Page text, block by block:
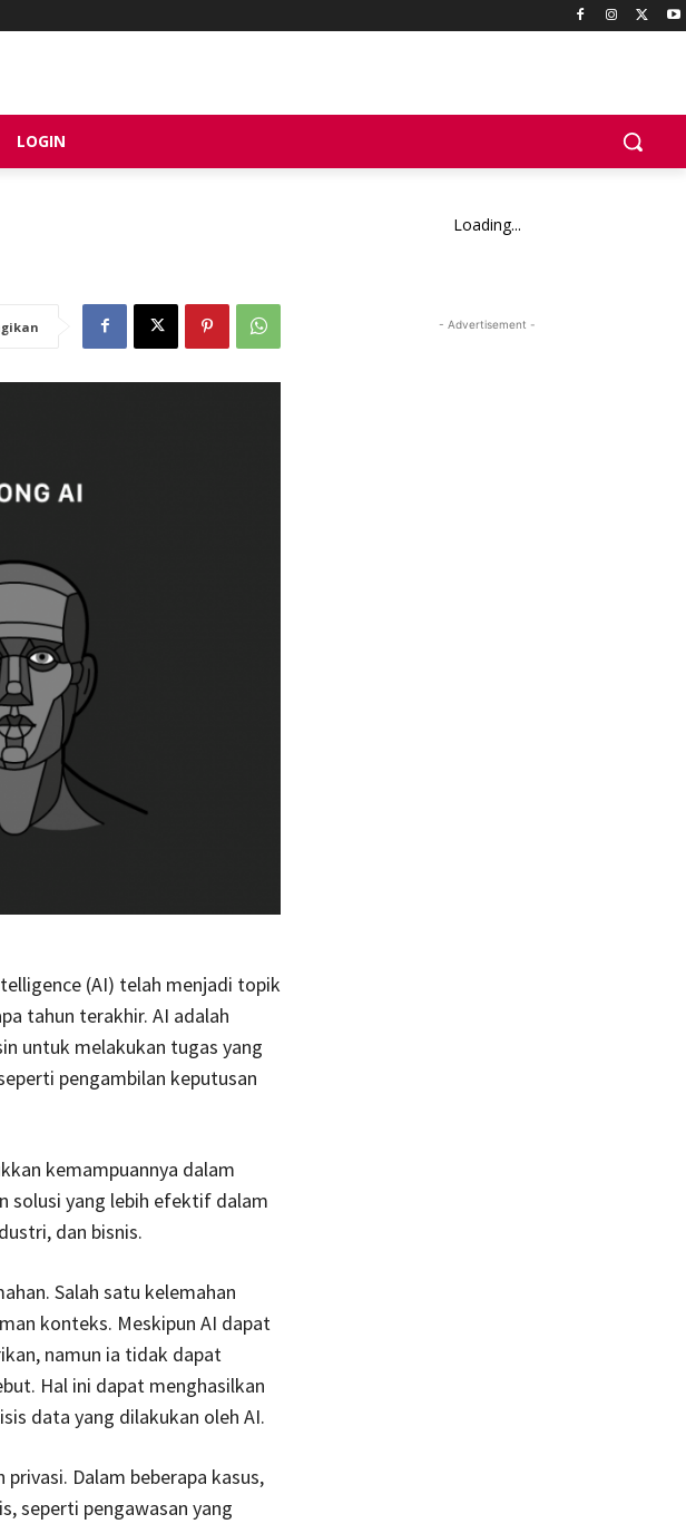
LOGIN
(AI) telah menjadi topik
tahun terakhir. AI adalah
untuk melakukan tugas yang
pengambilan keputusan
kemampuannya dalam
solusi yang lebih efektif dalam
dan bisnis.
Salah satu kelemahan
konteks. Meskipun AI dapat
namun ia tidak dapat
Hal ini dapat menghasilkan
data yang dilakukan oleh AI.
Dalam beberapa kasus,
seperti pengawasan yang
Loading...
- Advertisement -